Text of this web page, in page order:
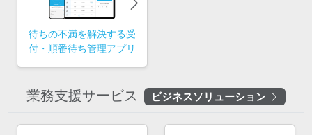
待ちの不満を解決する受
付・順番待ち管理アプリ
業務支援サービス ビジネスソリューション